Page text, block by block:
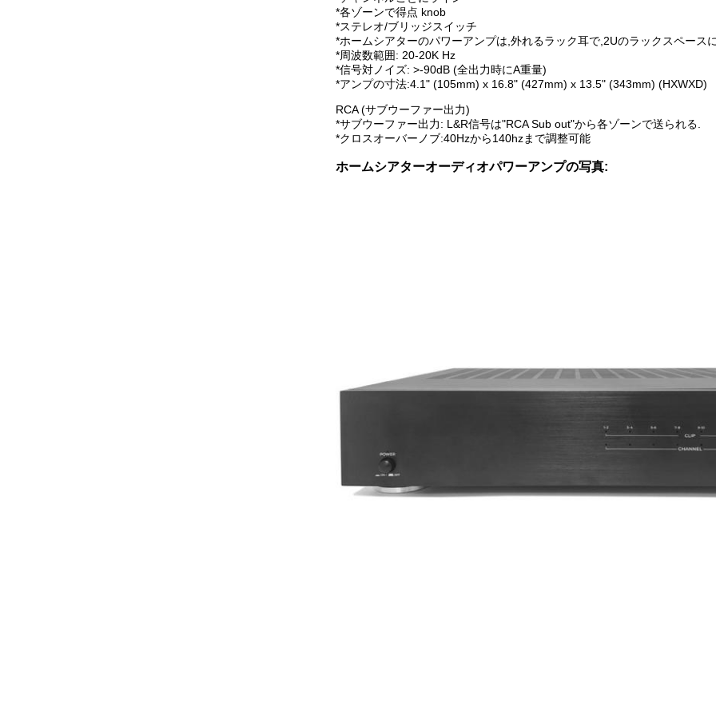
*各ゾーンで得点 knob
*ステレオ/ブリッジスイッチ
*ホームシアターのパワーアンプは,外れるラック耳で,2Uのラックスペース
*周波数範囲: 20-20K Hz
*信号対ノイズ: >-90dB (全出力時にA重量)
*アンプの寸法:4.1" (105mm) x 16.8" (427mm) x 13.5" (343mm) (HXWXD)
RCA (サブウーファー出力)
*サブウーファー出力: L&R信号は"RCA Sub out"から各ゾーンで送られる.
*クロスオーバーノブ:40Hzから140hzまで調整可能
ホームシアターオーディオパワーアンプの写真: